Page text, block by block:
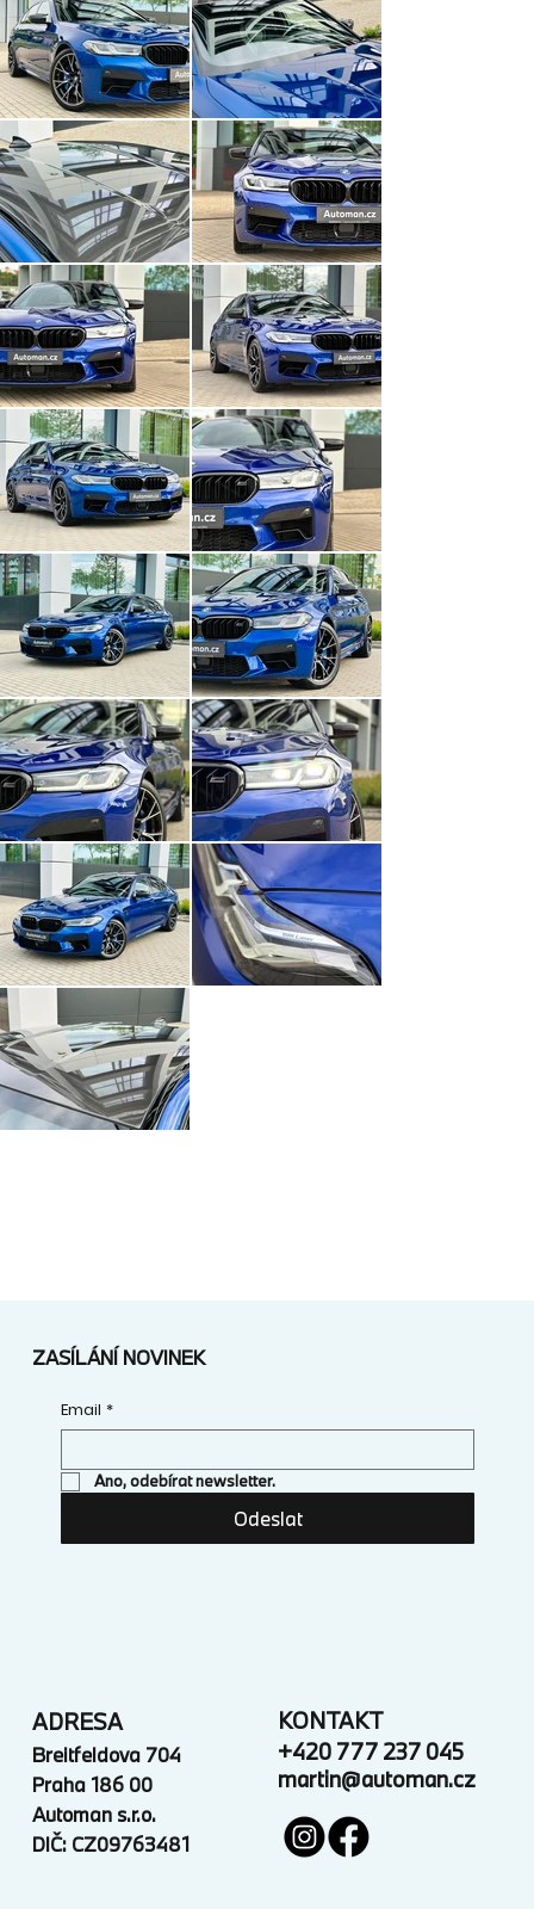
ZASÍLÁNÍ NOVINEK
Email *
Ano, odebírat newsletter.
Odeslat
ADRESA
Breitfeldova 704
Praha 186 00
Automan s.r.o.
DIČ: CZ09763481
KONTAKT
+420 777 237 045
martin@automan.cz